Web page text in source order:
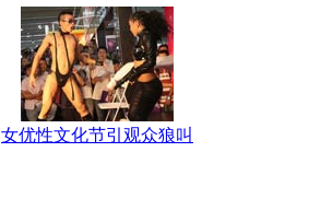
女优性文化节引观众狼叫